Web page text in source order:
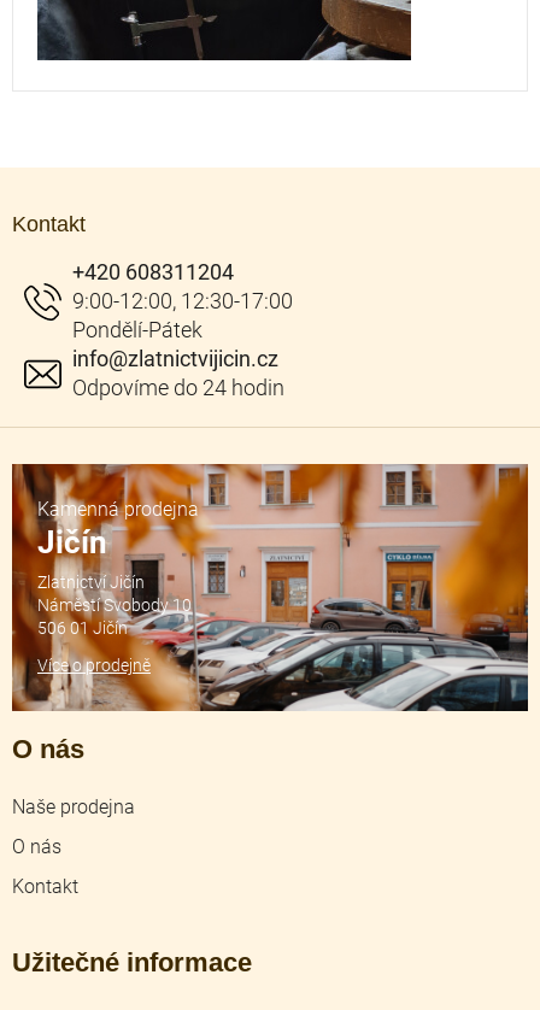
Kontakt
info@zlatnictvijicin.cz
+420 608311204
O nás
Naše prodejna
O nás
Kontakt
Užitečné informace
Kamenná prodejna
Jičín
Zlatnictví Jičín
Náměstí Svobody 10
506 01 Jičín
Více o prodejně